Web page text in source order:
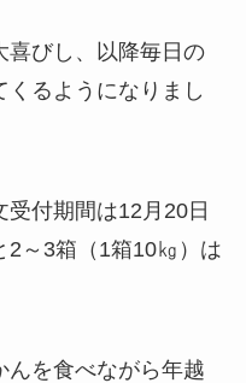
喜びし、以降毎日の
くるようになりまし
付期間は12月20日
2～3箱（1箱10㎏）は
んを食べながら年越